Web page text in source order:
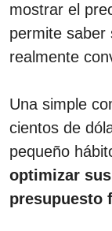
mostrar el
permite saber
realmente
Una simple
cientos de
pequeño
optimizar
presupuesto